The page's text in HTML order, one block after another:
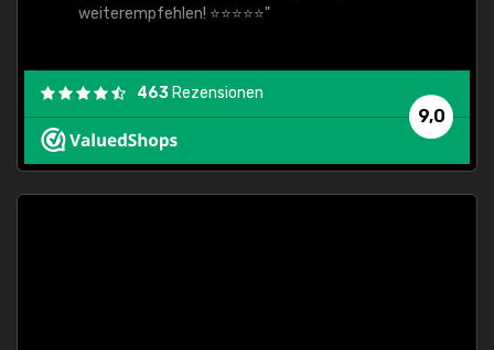
weiterempfehlen! ⭐⭐⭐⭐⭐"
9,0
463 Rezensionen